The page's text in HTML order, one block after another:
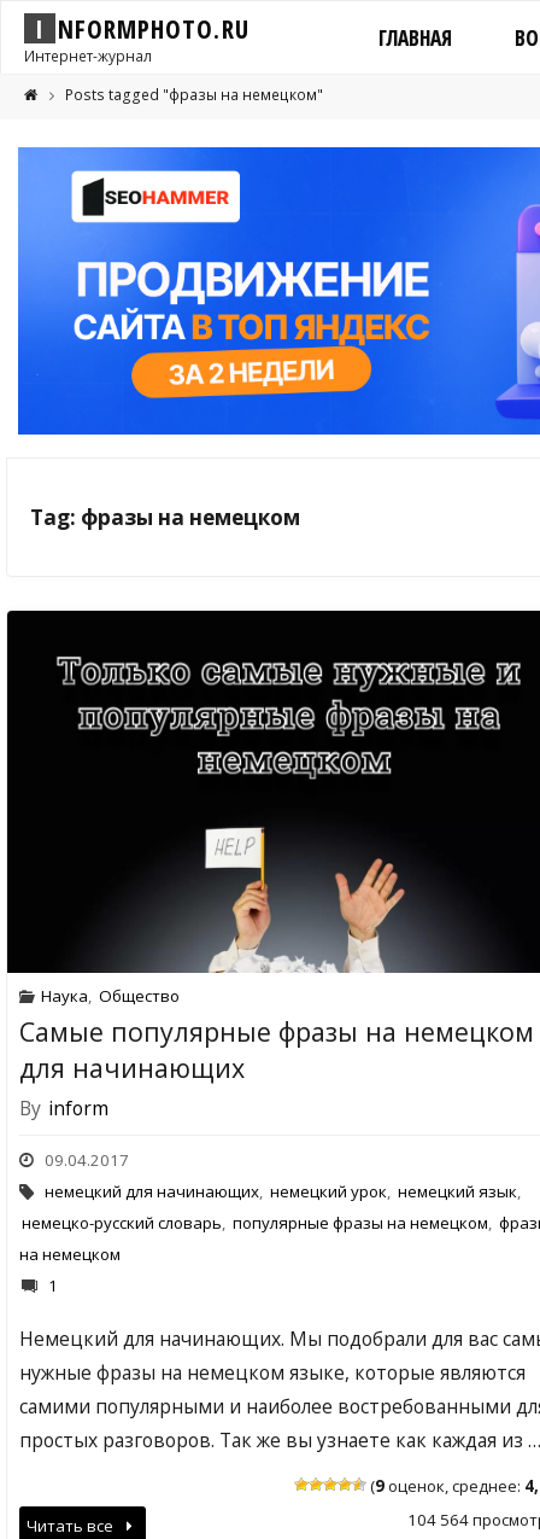
I NFORMPHOTO.RU
Интернет-журнал
ГЛАВНАЯ
Posts tagged "фразы на немецком"
Tag: фразы на немецком
Наука, Общество
Самые популярные фразы на немецком
для начинающих
By inform
09.04.2017
немецкий для начинающих, немецкий урок, немецкий язык,
немецко-русский словарь, популярные фразы на немецком,
на немецком
1
Немецкий для начинающих. Мы подобрали для вас
нужные фразы на немецком языке, которые являются
самими популярными и наиболее востребованными
простых разговоров. Так же вы узнаете как каждая из …
(9оценок, среднее:
104 564
Читать все